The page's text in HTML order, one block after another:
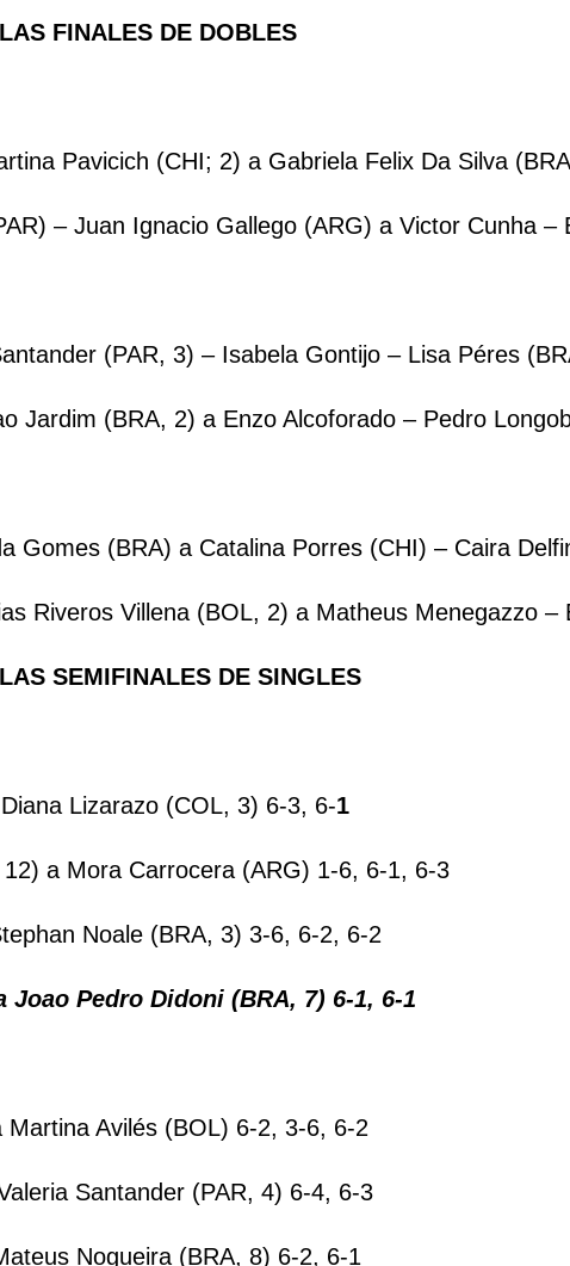
FINALES DE DOBLES
Pavicich (CHI; 2) a Gabriela Felix Da Silva
– Juan Ignacio Gallego (ARG) a Victor Cunha
(PAR, 3) – Isabela Gontijo – Lisa Péres
Jardim (BRA, 2) a Enzo Alcoforado – Pedro
Gomes (BRA) a Catalina Porres (CHI) – Caira
Riveros Villena (BOL, 2) a Matheus Menegazzo
SEMIFINALES DE SINGLES
Lizarazo (COL, 3) 6-3, 6-1
a Mora Carrocera (ARG) 1-6, 6-1, 6-3
Noale (BRA, 3) 3-6, 6-2, 6-2
Pedro Didoni (BRA, 7) 6-1, 6-1
Avilés (BOL) 6-2, 3-6, 6-2
Santander (PAR, 4) 6-4, 6-3
Nogueira (BRA, 8) 6-2, 6-1